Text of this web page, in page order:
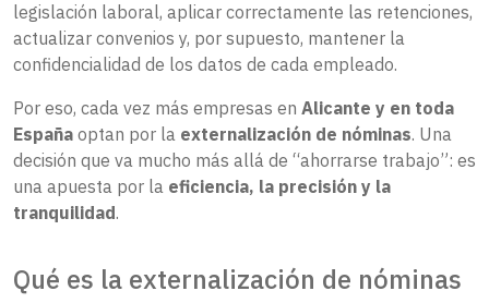
legislación laboral, aplicar correctamente las retenciones,
actualizar convenios y, por supuesto, mantener la
confidencialidad de los datos de cada empleado.
Por eso, cada vez más empresas en Alicante y en toda
España optan por la externalización de nóminas. Una
decisión que va mucho más allá de “ahorrarse trabajo”: es
una apuesta por la eficiencia, la precisión y la
tranquilidad.
Qué es la externalización de nóminas